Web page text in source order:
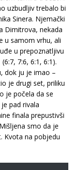
uzbudljiv trebalo bi
Sinera. Njemački
Dimitrova, nekada
u samom vrhu, ali
u prepoznatljivu
7:6, 6:1, 6:1).
dok ju je imao –
je drugi set, priliku
je počela da se
pad rivala
finala prepustivši
smo da je
Kvota na pobjedu